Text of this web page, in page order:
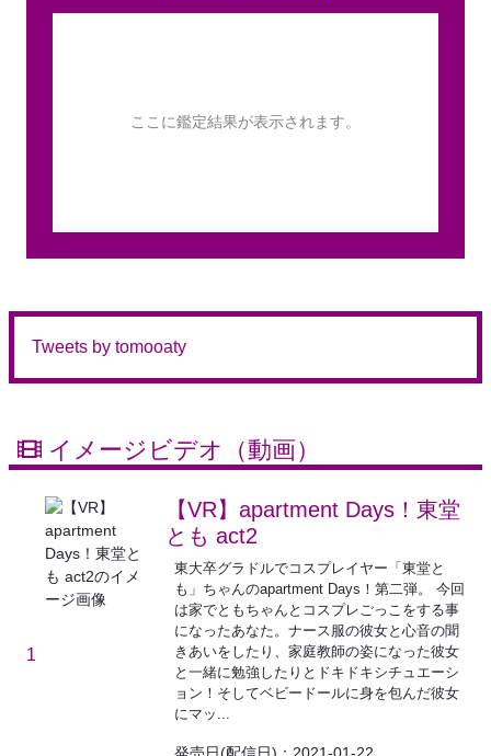
ここに鑑定結果が表示されます。
Tweets by tomooaty
イメージビデオ（動画）
1
【VR】apartment Days！東堂
とも act2
東大卒グラドルでコスプレイヤー「東堂と
も」ちゃんのapartment Days！第二弾。 今回
は家でともちゃんとコスプレごっこをする事
になったあなた。ナース服の彼女と心音の聞
きあいをしたり、家庭教師の姿になった彼女
と一緒に勉強したりとドキドキシチュエーシ
ョン！そしてベビードールに身を包んだ彼女
にマッ...
発売日(配信日)：2021-01-22